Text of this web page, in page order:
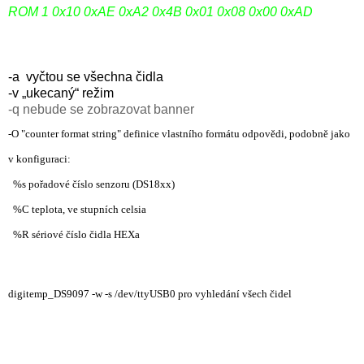
ROM 1 0x10 0xAE 0xA2 0x4B 0x01 0x08 0x00 0xAD
-a vyčtou se všechna čidla
-v „ukecaný“ režim
-q nebude se zobrazovat banner
-O "counter format string" definice vlastního formátu odpovědi, podobně jako
v konfiguraci:
%s pořadové číslo senzoru (DS18xx)
%C teplota, ve stupních celsia
%R sériové číslo čidla HEXa
digitemp_DS9097 -w -s /dev/ttyUSB0 pro vyhledání všech čidel